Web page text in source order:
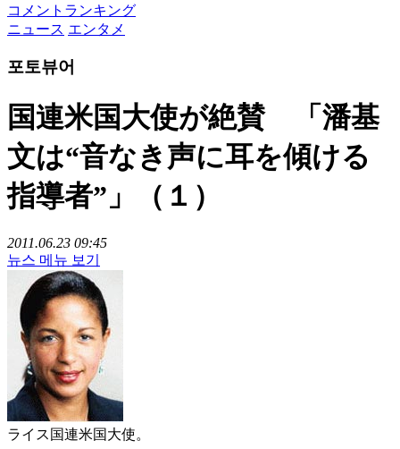
コメントランキング
ニュース エンタメ
포토뷰어
国連米国大使が絶賛 「潘基
文は“音なき声に耳を傾ける
指導者”」（１）
2011.06.23 09:45
뉴스 메뉴 보기
ライス国連米国大使。